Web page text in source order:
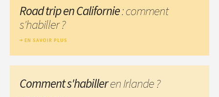
Road trip en Californie: comment
s'habiller ?
EN SAVOIR PLUS
Comment s'habilleren Irlande ?